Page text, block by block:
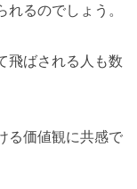
るのでしょう。
飛ばされる人も数
る価値観に共感で